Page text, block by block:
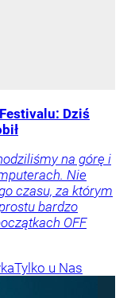
Dziś
na górę i
Nie
czasu, za którym
bardzo
OFF
Tylko u Nas